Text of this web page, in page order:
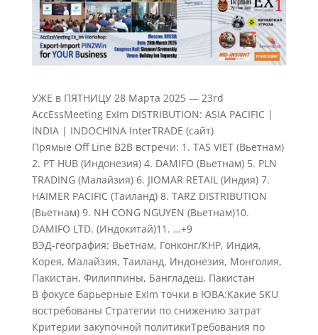
УЖЕ в ПЯТНИЦУ 28 Марта 2025 — 23rd
AccEssMeeting ExIm DISTRIBUTION: ASIA PACIFIC |
INDIA | INDOCHINA InterTRADE (сайт)
Прямые Off Line B2B встречи: 1. TAS VIET (Вьетнам)
2. PT HUB (Индонезия) 4. DAMIFO (Вьетнам) 5. PLN
TRADING (Малайзия) 6. JIOMAR RETAIL (Индия) 7.
HAIMER PACIFIC (Таиланд) 8. TARZ DISTRIBUTION
(Вьетнам) 9. NH CONG NGUYEN (Вьетнам)10.
DAMIFO LTD. (Индокитай)11. …+9
ВЭД-география: Вьетнам, Гонконг/КНР, Индия,
Корея, Малайзия, Таиланд, Индонезия, Монголия,
Пакистан, Филиппины, Бангладеш, Пакистан
В фокусе барьерные ExIm точки в ЮВА:Какие SKU
востребованы Стратегии по снижению затрат
Критерии закупочной политикиТребования по